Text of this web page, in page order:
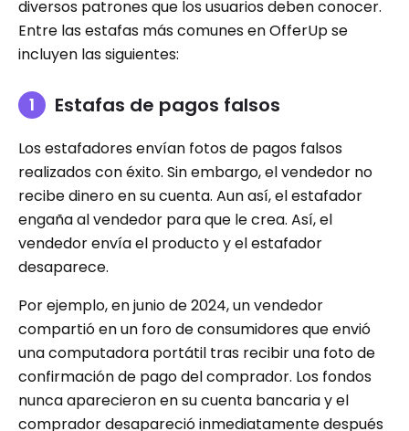
diversos patrones que los usuarios deben conocer.
Entre las estafas más comunes en OfferUp se
incluyen las siguientes:
Estafas de pagos falsos
Los estafadores envían fotos de pagos falsos
realizados con éxito. Sin embargo, el vendedor no
recibe dinero en su cuenta. Aun así, el estafador
engaña al vendedor para que le crea. Así, el
vendedor envía el producto y el estafador
desaparece.
Por ejemplo, en junio de 2024, un vendedor
compartió en un foro de consumidores que envió
una computadora portátil tras recibir una foto de
confirmación de pago del comprador. Los fondos
nunca aparecieron en su cuenta bancaria y el
comprador desapareció inmediatamente después